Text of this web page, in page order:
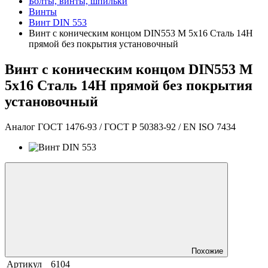
Винты
Винт DIN 553
Винт с коническим концом DIN553 М 5х16 Сталь 14Н
прямой без покрытия установочный
Винт с коническим концом DIN553 М
5х16 Сталь 14Н прямой без покрытия
установочный
Аналог ГОСТ 1476-93 / ГОСТ Р 50383-92 / EN ISO 7434
Похожие
Артикул
6104